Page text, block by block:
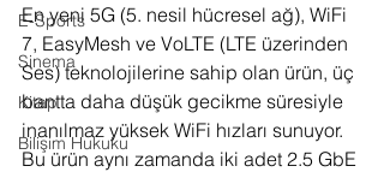
E-Sports
Sinema
Kitap
Bilişim Hukuku
En yeni 5G (5. nesil hücresel ağ), WiFi
7, EasyMesh ve VoLTE (LTE üzerinden
Ses) teknolojilerine sahip olan ürün, üç
bantta daha düşük gecikme süresiyle
inanılmaz yüksek WiFi hızları sunuyor.
Bu ürün aynı zamanda iki adet 2.5 GbE